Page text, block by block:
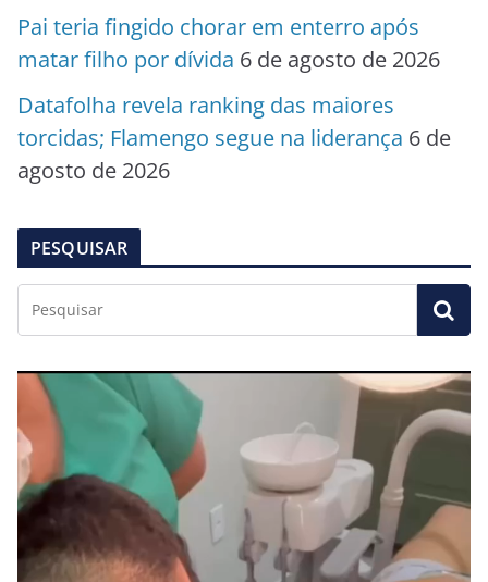
Pai teria fingido chorar em enterro após
matar filho por dívida 6 de agosto de 2026
Datafolha revela ranking das maiores
torcidas; Flamengo segue na liderança 6 de
agosto de 2026
PESQUISAR